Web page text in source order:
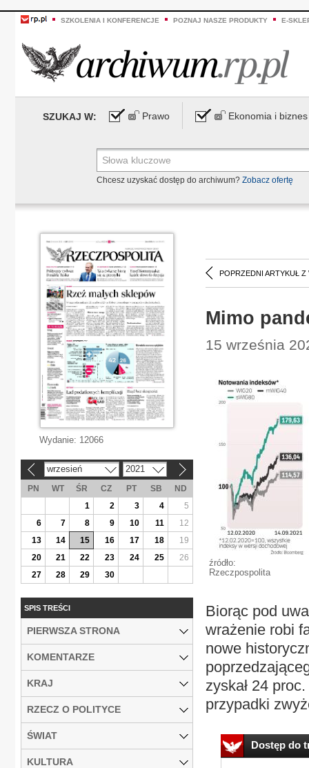
SZKOLENIA I KONFERENCJE POZNAJ NASZE PRODUKTY E-
SZUKAJ W: Prawo Ekonomia i biznes
Chcesz uzyskać dostęp do archiwum? Zobacz ofertę
POPRZEDNI ARTYKUŁ Z
Mimo
15 września
źródło:
Rzeczpospolita
Biorąc pod
wrażenie robi
nowe
zyskał 24
przypadki
Dostęp do
Wydanie: 12066
wrzesień 2021
PN WT ŚR CZ PT SB
ND
1
2 3 4
5
6
7 8 9 10 11
12
13
14 15 16 17 18
19
20
21 22 23 24 25
26
27
28 29 30
SPIS TREŚCI
PIERWSZA STRONA
KOMENTARZE
KRAJ
RZECZ O POLITYCE
ŚWIAT
KULTURA